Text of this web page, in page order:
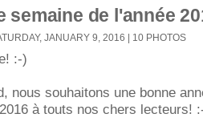
semaine de l'année
JANUARY 9, 2016 | 10 PHOTOS
:-)
nous souhaitons une bonne
à touts nos chers lecteurs!